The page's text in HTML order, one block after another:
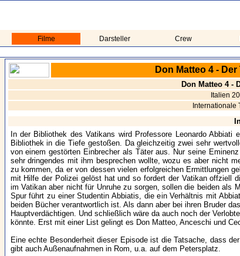
Filme Darsteller Crew
Don Matteo 4 -
Don Matteo 4 -
Italien
Internationale
In der Bibliothek des Vatikans wird Professore Leonardo
Bibliothek in die Tiefe gestoßen. Da gleichzeitig zwei sehr
von einem gestörten Einbrecher als Täter aus. Nur seine
sehr dringendes mit ihm besprechen wollte, wozu es aber nicht
zu kommen, da er von dessen vielen erfolgreichen Ermittlungen
mit Hilfe der Polizei gelöst hat und so fordert der Vatikan offziell
im Vatikan aber nicht für Unruhe zu sorgen, sollen die beiden als
Spur führt zu einer Studentin Abbiatis, die ein Verhältnis mit
beiden Bücher verantwortlich ist. Als dann aber bei ihren Bruder
Hauptverdächtigen. Und schließlich wäre da auch noch der
könnte. Erst mit einer List gelingt es Don Matteo, Anceschi und
Eine echte Besonderheit dieser Episode ist die Tatsache, dass
gibt auch Außenaufnahmen in Rom, u.a. auf dem Petersplatz.